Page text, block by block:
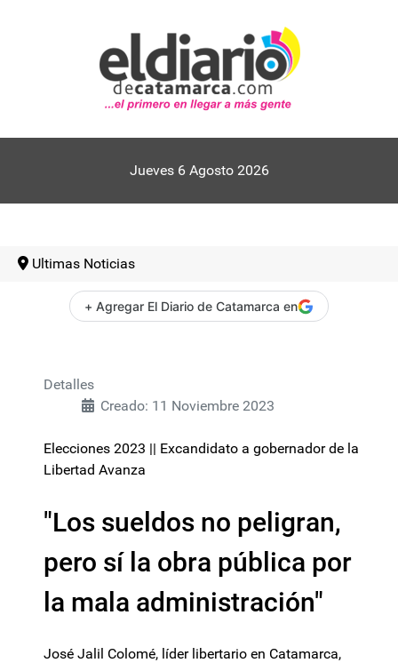
Jueves 6 Agosto 2026
Ultimas Noticias
+ Agregar El Diario de Catamarca en
Detalles
Creado: 11 Noviembre 2023
Elecciones 2023 || Excandidato a gobernador de la
Libertad Avanza
"Los sueldos no peligran,
pero sí la obra pública por
la mala administración"
José Jalil Colomé, líder libertario en Catamarca,